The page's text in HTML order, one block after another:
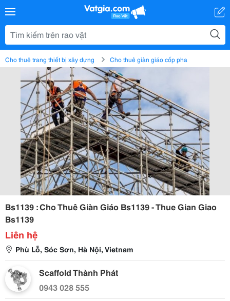
Cho thuê trang thiết bị xây dựng Cho thuê giàn giáo cốp pha
Bs1139 : Cho Thuê Giàn Giáo Bs1139 - Thue Gian Giao
Bs1139
Liên hệ
Phù Lỗ, Sóc Sơn, Hà Nội, Vietnam
Scaffold Thành Phát
0943 028 555